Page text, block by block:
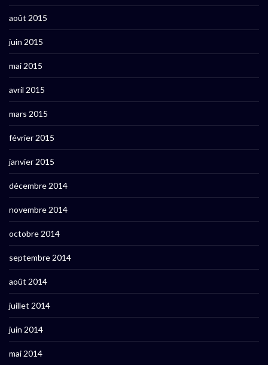
août 2015
juin 2015
mai 2015
avril 2015
mars 2015
février 2015
janvier 2015
décembre 2014
novembre 2014
octobre 2014
septembre 2014
août 2014
juillet 2014
juin 2014
mai 2014